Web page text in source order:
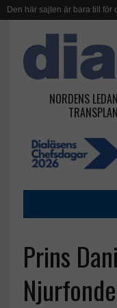
Den här sajten är bara till för
NORDENS
Prins